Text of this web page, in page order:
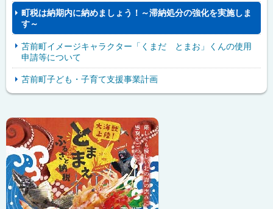
町税は納期内に納めましょう！～滞納処分の強化を実施しま
す～
苫前町イメージキャラクター「くまだ とまお」くんの使用
申請等について
苫前町子ども・子育て支援事業計画
サ
イ
ド
・
メ
ッ
ク
ア
ッ
プ